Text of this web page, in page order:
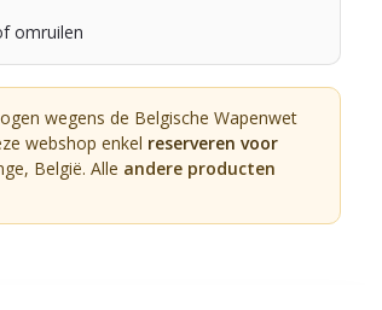
omruilen
wegens de Belgische Wapenwet
webshop enkel reserveren voor
België. Alle andere producten